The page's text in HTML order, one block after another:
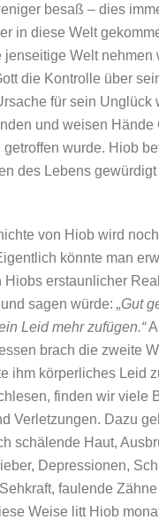
besaß – dies
in diese Welt
jenseitige Welt nehmen
die Kontrolle über
für sein Unglück
und weisen Hände
getroffen wurde. Hiob
des Lebens
von Hiob wird
könnte man
erstaunlicher
sagen würde: „Gut
Leid mehr zufügen.“
brach die zweite
ihm körperliches Leid
finden wir viele
Verletzungen. Dazu
schälende Haut,
Depressionen,
faulende
Weise litt Hiob